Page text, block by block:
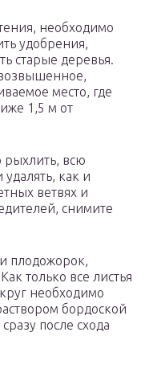
необходимо
удобрения,
старые деревья.
место, где
1,5 м от
рыхлить, всю
удалять, как и
ветвях и
снимите
плодожорок,
только все листья
необходимо
бордоской
после схода